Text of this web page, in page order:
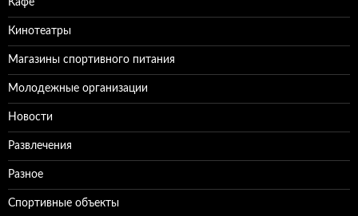
Кафе
Кинотеатры
Магазины спортивного питания
Молодежные организации
Новости
Развлечения
Разное
Спортивные объекты